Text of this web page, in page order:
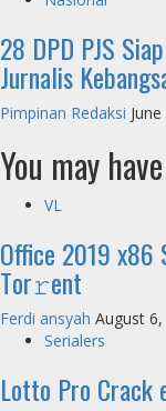
28 DPD PJS
Jurnalis
Pimpinan Redaksi
You may
VL
Office 2019 x86
Tоr𝚛ent
Ferdi ansyah August 6,
Serialers
Lotto Pro Crack